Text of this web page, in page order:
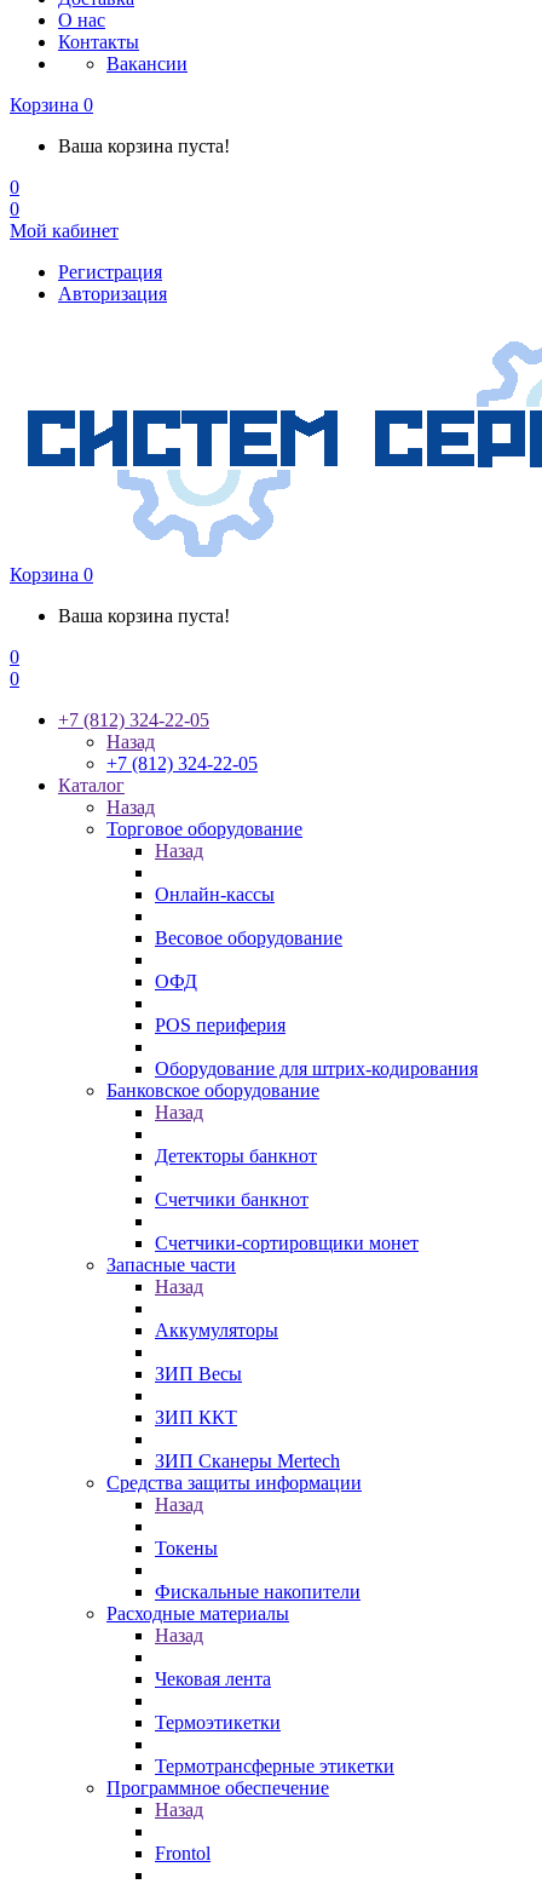
О нас
Контакты
Вакансии
Корзина 0
Ваша корзина пуста!
0
0
Мой кабинет
Регистрация
Авторизация
Корзина 0
Ваша корзина пуста!
0
0
+7 (812) 324-22-05
Назад
+7 (812) 324-22-05
Каталог
Назад
Торговое оборудование
Назад
Онлайн-кассы
Весовое оборудование
ОФД
POS периферия
Оборудование для штрих-кодирования
Банковское оборудование
Назад
Детекторы банкнот
Счетчики банкнот
Счетчики-сортировщики монет
Запасные части
Назад
Аккумуляторы
ЗИП Весы
ЗИП ККТ
ЗИП Сканеры Mertech
Средства защиты информации
Назад
Токены
Фискальные накопители
Расходные материалы
Назад
Чековая лента
Термоэтикетки
Термотрансферные этикетки
Программное обеспечение
Назад
Frontol